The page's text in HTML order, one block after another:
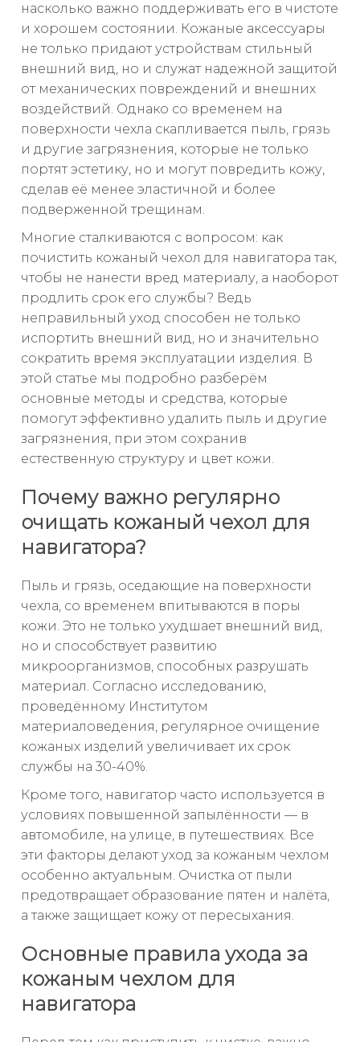
насколько важно поддерживать его в чистоте
и хорошем состоянии. Кожаные аксессуары
не только придают устройствам стильный
внешний вид, но и служат надежной защитой
от механических повреждений и внешних
воздействий. Однако со временем на
поверхности чехла скапливается пыль, грязь
и другие загрязнения, которые не только
портят эстетику, но и могут повредить кожу,
сделав её менее эластичной и более
подверженной трещинам.
Многие сталкиваются с вопросом: как
почистить кожаный чехол для навигатора так,
чтобы не нанести вред материалу, а наоборот
продлить срок его службы? Ведь
неправильный уход способен не только
испортить внешний вид, но и значительно
сократить время эксплуатации изделия. В
этой статье мы подробно разберём
основные методы и средства, которые
помогут эффективно удалить пыль и другие
загрязнения, при этом сохранив
естественную структуру и цвет кожи.
Почему важно регулярно
очищать кожаный чехол для
навигатора?
Пыль и грязь, оседающие на поверхности
чехла, со временем впитываются в поры
кожи. Это не только ухудшает внешний вид,
но и способствует развитию
микроорганизмов, способных разрушать
материал. Согласно исследованию,
проведённому Институтом
материаловедения, регулярное очищение
кожаных изделий увеличивает их срок
службы на 30-40%.
Кроме того, навигатор часто используется в
условиях повышенной запылённости — в
автомобиле, на улице, в путешествиях. Все
эти факторы делают уход за кожаным чехлом
особенно актуальным. Очистка от пыли
предотвращает образование пятен и налёта,
а также защищает кожу от пересыхания.
Основные правила ухода за
кожаным чехлом для
навигатора